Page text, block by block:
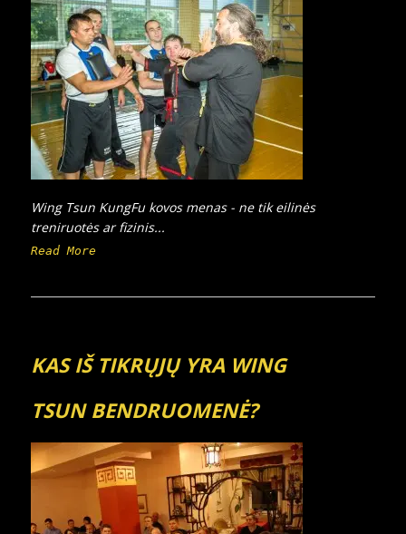
Wing Tsun KungFu kovos menas - ne tik eilinės
treniruotės ar fizinis...
Read More
KAS IŠ TIKRŲJŲ YRA WING
TSUN BENDRUOMENĖ?